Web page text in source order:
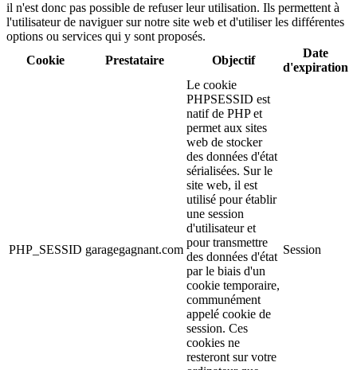
il n'est donc pas possible de refuser leur utilisation. Ils permettent à
l'utilisateur de naviguer sur notre site web et d'utiliser les différentes
options ou services qui y sont proposés.
Cookie
Prestataire Objectif
Date
d'expiration
PHP_SESSID garagegagnant.com
Le cookie
PHPSESSID est
natif de PHP et
permet aux sites
web de stocker
des données d'état
sérialisées. Sur le
site web, il est
utilisé pour établir
une session
d'utilisateur et
pour transmettre
des données d'état
par le biais d'un
cookie temporaire,
communément
appelé cookie de
session. Ces
cookies ne
resteront sur votre
Session